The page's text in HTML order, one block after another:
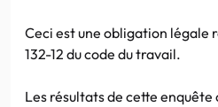
Ceci est une obligation légale
132-12 du code du travail.
Les résultats de cette enquête